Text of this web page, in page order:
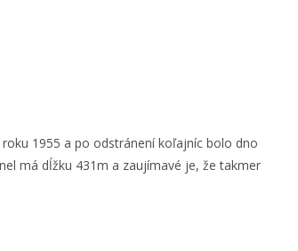
1955 a po odstránení koľajníc bolo dno
má dĺžku 431m a zaujímavé je, že takmer